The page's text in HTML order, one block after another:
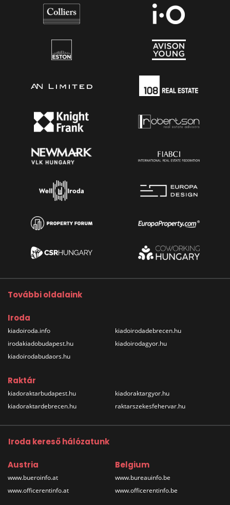
További oldalaink
Iroda
kiadoiroda.info
irodakiadobudapest.hu
kiadoirodabudaors.hu
kiadoirodadebrecen.hu
kiadoirodagyor.hu
Raktár
kiadoraktarbudapest.hu
kiadoraktardebrecen.hu
kiadoraktargyor.hu
raktarszekesfehervar.hu
Iroda kereső hálózatunk
Austria
www.bueroinfo.at
www.officerentinfo.at
Belgium
www.bureauinfo.be
www.officerentinfo.be